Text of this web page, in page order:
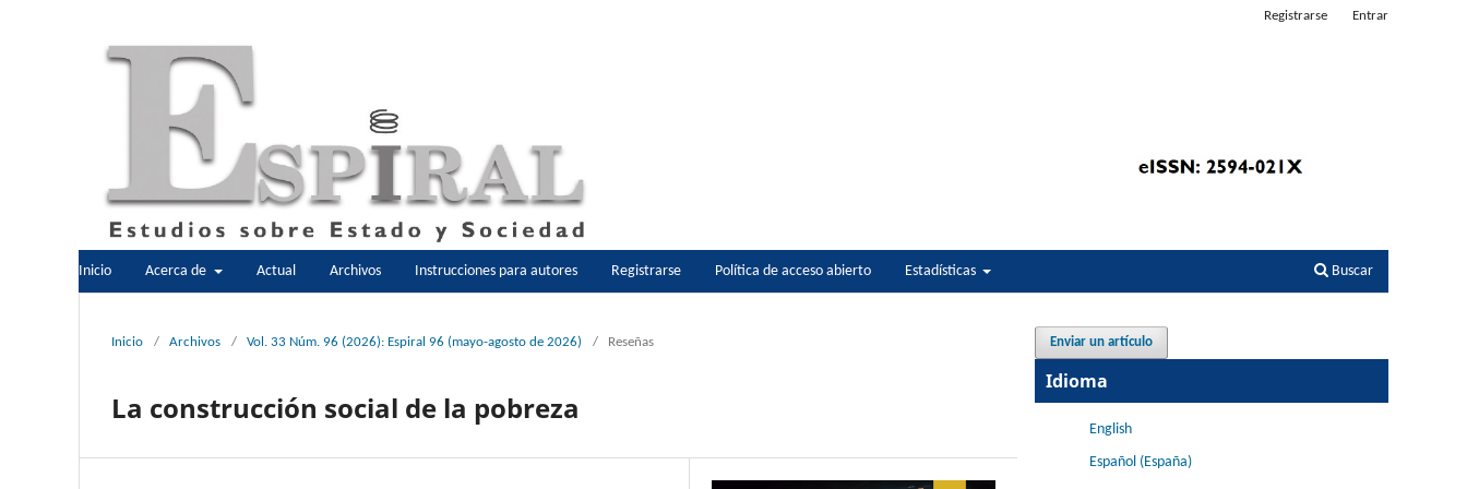
Inicio Acerca de Actual Archivos Instrucciones para autores Registrarse Política de acceso abierto Estadísticas Buscar
Registrarse Entrar
Inicio / Archivos / Vol. 33 Núm. 96 (2026): Espiral 96 (mayo-agosto de 2026) / Reseñas
La construcción social de la pobreza
Enviar un artículo
Idioma
English
Español (España)